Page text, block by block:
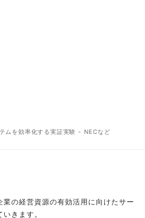
ムを効率化する実証実験 - NECなど
の経営資源の有効活用に向けたサー
きます。